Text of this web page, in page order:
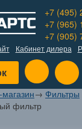
+7 (495)
+7 (965)
+7 (905)
Кабинет дилера
→ Фильтры
фильтр